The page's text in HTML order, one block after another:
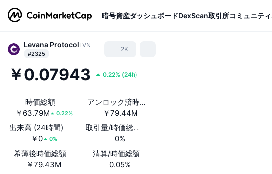
暗号資産ダッシュボードDexScan取引所コミュニティ
Levana ProtocolLVN
#2325
2K
￥0.07943 0.22% (24h)
時価総額
￥63.79M
0.22%
アンロック済時価総額
￥79.44M
出来高 (24時間)
￥0
0%
取引量/時価総額(24時間)
0%
希薄後時価総額
￥79.43M
清算/時価総額
0.05%